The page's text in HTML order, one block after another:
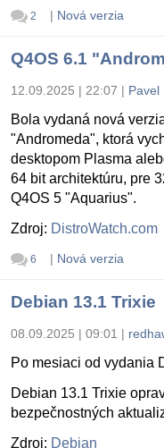
2 | Nová verzia
Q4OS 6.1
12.09.2025 | 22:07 | Pavel
Bola vydaná nová
"Andromeda", ktorá
desktopom Plasma
64 bit architektúru, pre
Q4OS 5 "Aquarius".
Zdroj: DistroWatch.com
6 | Nová verzia
Debian 13.1 Trixie
08.09.2025 | 09:01 |
Po mesiaci od vydania
Debian 13.1 Trixie
bezpečnostných
Zdroj: Debian